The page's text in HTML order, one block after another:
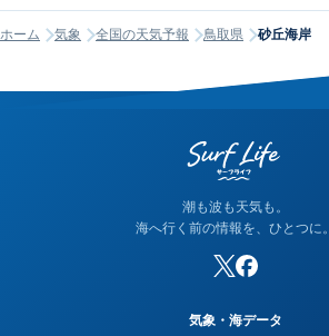
ホーム 気象 全国の天気予報 鳥取県 砂丘海岸
潮も波も天気も。
海へ行く前の情報を、ひとつに。
気象・海データ